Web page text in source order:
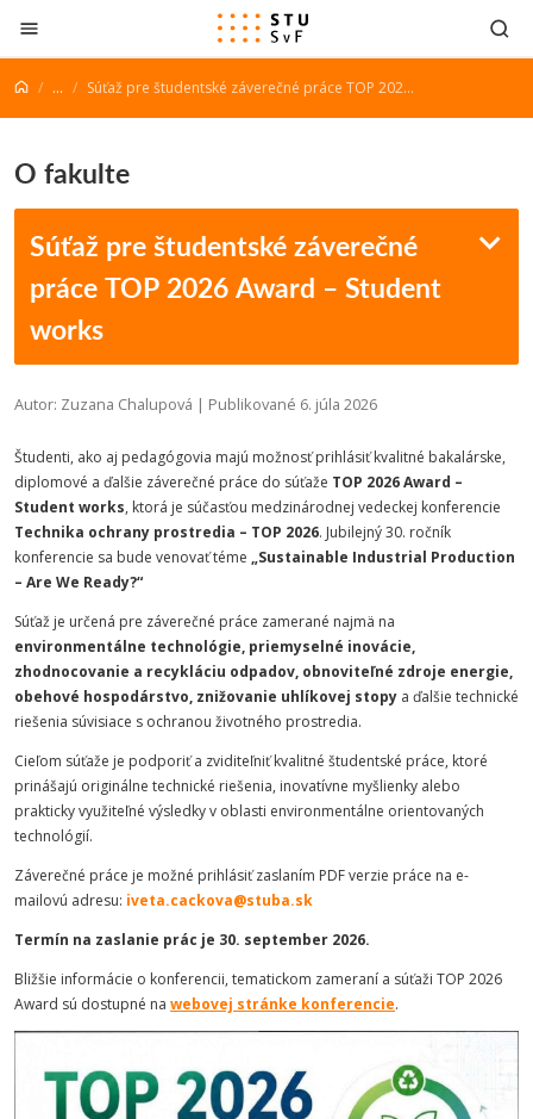
Prejsť na obsah
... Súťaž pre študentské záverečné práce TOP 2026 Award – Student works
O fakulte
Súťaž pre študentské záverečné
práce TOP 2026 Award – Student
works
Autor: Zuzana Chalupová | Publikované 6. júla 2026
Študenti, ako aj pedagógovia majú možnosť prihlásiť kvalitné bakalárske,
diplomové a ďalšie záverečné práce do súťaže TOP 2026 Award –
Student works, ktorá je súčasťou medzinárodnej vedeckej konferencie
Technika ochrany prostredia – TOP 2026. Jubilejný 30. ročník
konferencie sa bude venovať téme „Sustainable Industrial Production
– Are We Ready?“
Súťaž je určená pre záverečné práce zamerané najmä na
environmentálne technológie, priemyselné inovácie,
zhodnocovanie a recykláciu odpadov, obnoviteľné zdroje energie,
obehové hospodárstvo, znižovanie uhlíkovej stopy a ďalšie technické
riešenia súvisiace s ochranou životného prostredia.
Cieľom súťaže je podporiť a zviditeľniť kvalitné študentské práce, ktoré
prinášajú originálne technické riešenia, inovatívne myšlienky alebo
prakticky využiteľné výsledky v oblasti environmentálne orientovaných
technológií.
Záverečné práce je možné prihlásiť zaslaním PDF verzie práce na e-
mailovú adresu: iveta.cackova@stuba.sk
Termín na zaslanie prác je 30. september 2026.
Bližšie informácie o konferencii, tematickom zameraní a súťaži TOP 2026
Award sú dostupné na webovej stránke konferencie.